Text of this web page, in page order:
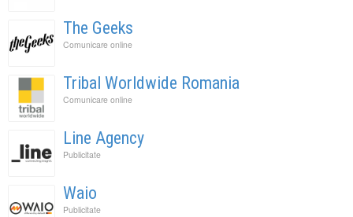
The Geeks
Comunicare online
Tribal Worldwide Romania
Comunicare online
Line Agency
Publicitate
Waio
Publicitate